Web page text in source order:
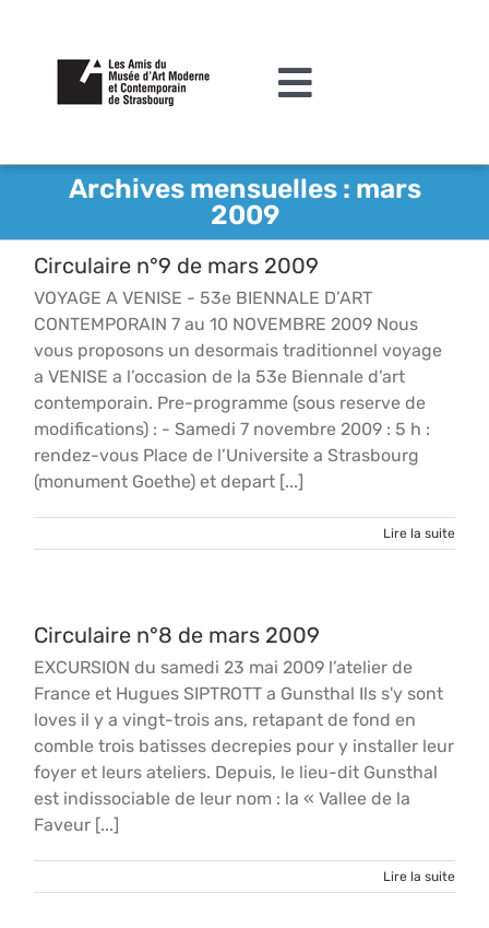
contenu
Toggle
L’association
Actualités
Acquisitions et mécénat
Editions
Le MAMCS
Contact
Archives mensuelles : mars
2009
Circulaire n°9 de mars 2009
VOYAGE A VENISE - 53e BIENNALE D’ART
CONTEMPORAIN 7 au 10 NOVEMBRE 2009 Nous
vous proposons un desormais traditionnel voyage
a VENISE a l’occasion de la 53e Biennale d’art
contemporain. Pre-programme (sous reserve de
modifications) : - Samedi 7 novembre 2009 : 5 h :
rendez-vous Place de l’Universite a Strasbourg
(monument Goethe) et depart [...]
Lire la suite
Circulaire n°8 de mars 2009
EXCURSION du samedi 23 mai 2009 l’atelier de
France et Hugues SIPTROTT a Gunsthal Ils s'y sont
loves il y a vingt-trois ans, retapant de fond en
comble trois batisses decrepies pour y installer leur
foyer et leurs ateliers. Depuis, le lieu-dit Gunsthal
est indissociable de leur nom : la « Vallee de la
Faveur [...]
Lire la suite